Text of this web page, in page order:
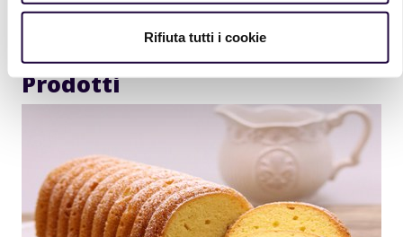
Rifiuta tutti i cookie
Prodotti